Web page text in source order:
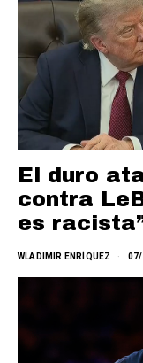
El duro
contra
es
WLADIMIR ENRÍQUEZ